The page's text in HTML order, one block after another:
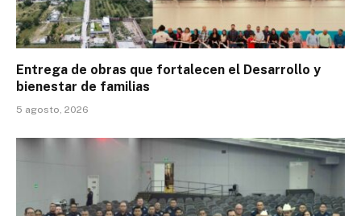
Entrega de obras que fortalecen el Desarrollo y
bienestar de familias
5 agosto, 2026